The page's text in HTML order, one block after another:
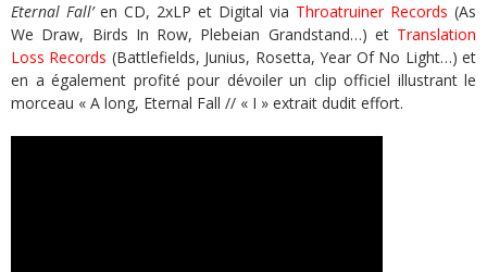
Eternal Fall’en CD, 2xLP et Digital via Throatruiner Records (As
We Draw, Birds In Row, Plebeian Grandstand…) et Translation
Loss Records (Battlefields, Junius, Rosetta, Year Of No Light…) et
en a également profité pour dévoiler un clip officiel illustrant le
morceau « A long, Eternal Fall // « I » extrait dudit effort.